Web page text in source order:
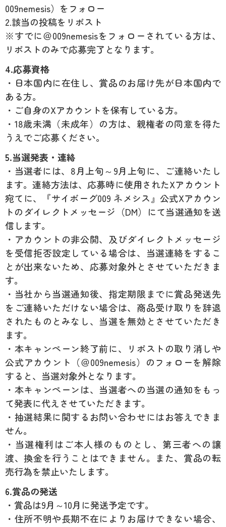
009nemesis）をフォロー
2.該当の投稿をリポスト
※すでに＠009nemesisをフォローされている方は、
リポストのみで応募完了となります。
4.応募資格
・日本国内に在住し、賞品のお届け先が日本国内で
ある方。
・ご自身のXアカウントを保有している方。
・18歳未満（未成年）の方は、親権者の同意を得た
うえでご応募ください。
5.当選発表・連絡
・当選者には、8月上旬～9月上旬に、ご連絡いたし
ます。連絡方法は、応募時に使用されたXアカウント
宛てに、『サイボーグ009 ネメシス』公式Xアカウン
トのダイレクトメッセージ（DM）にて当選通知を送
信します。
・アカウントの非公開、及びダイレクトメッセージ
を受信拒否設定している場合は、当選連絡をするこ
とが出来ないため、応募対象外とさせていただきま
す。
・当社から当選通知後、指定期限までに賞品発送先
をご連絡いただけない場合は、商品受け取りを辞退
されたものとみなし、当選を無効とさせていただき
ます。
・本キャンペーン終了前に、リポストの取り消しや
公式アカウント（＠009nemesis）のフォローを解除
すると、当選対象外となります。
・本キャンペーンは、当選者への当選の通知をもっ
て発表に代えさせていただきます。
・抽選結果に関するお問い合わせにはお答えできま
せん。
・当選権利はご本人様のものとし、第三者への譲
渡、換金を行うことはできません。また、賞品の転
売行為を禁止いたします。
6.賞品の発送
・賞品は9月～10月に発送予定です。
・住所不明や長期不在によりお届けできない場合、